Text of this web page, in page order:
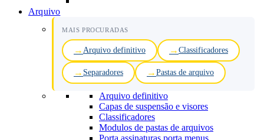
Arquivo
MAIS PROCURADAS
Arquivo definitivo Classificadores
Separadores Pastas de arquivo
Arquivo definitivo
Capas de suspensão e visores
Classificadores
Modulos de pastas de arquivos
Porta assinaturas porta menus